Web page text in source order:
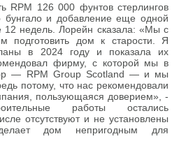
RPM 126 000 фунтов стерлингов
бунгало и добавление еще одной
12 недель. Лорейн сказала: «Мы с
подготовить дом к старости. Я
в 2024 году и показала их
фирму, с которой мы в
— RPM Group Scotland — и мы
потому, что нас рекомендовали
пользующаяся доверием», -
работы остались
отсутствуют и не установлены
дом непригодным для